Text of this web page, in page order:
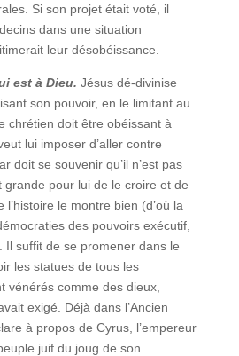
Si son projet était voté, il
dans une situation
leur désobéissance.
est à Dieu. Jésus dé-divinise
son pouvoir, en le limitant au
chrétien doit être obéissant à
lui imposer d’aller contre
doit se souvenir qu’il n’est pas
grande pour lui de le croire et de
le montre bien (d’où la
des pouvoirs exécutif,
Il suffit de se promener dans le
les statues de tous les
vénérés comme des dieux,
exigé. Déjà dans l’Ancien
à propos de Cyrus, l’empereur
juif du joug de son